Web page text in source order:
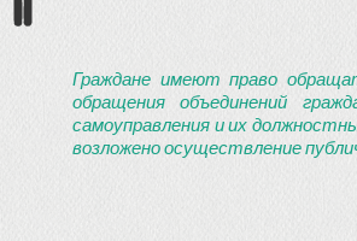
Граждане имеют право
обращения объединений
самоуправления и их
возложено осуществление